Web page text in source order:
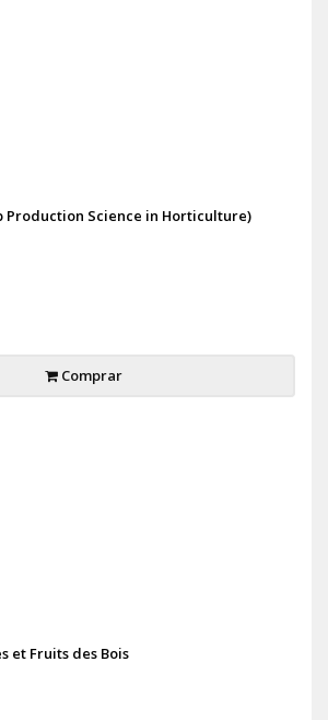
Production Science in Horticulture)
Comprar
et Fruits des Bois